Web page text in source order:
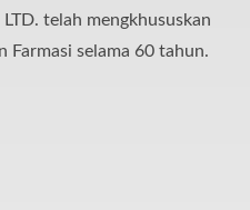
telah mengkhususkan
Farmasi selama 60 tahun.